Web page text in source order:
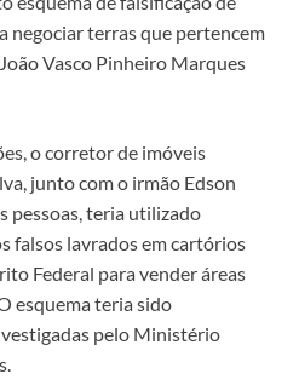
negociar terras que pertencem
Vasco Pinheiro Marques
o corretor de imóveis
junto com o irmão Edson
pessoas, teria utilizado
falsos lavrados em cartórios
Federal para vender áreas
esquema teria sido
pelo Ministério